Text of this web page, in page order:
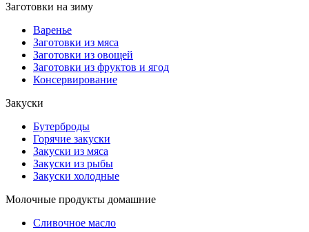
Заготовки на зиму
Варенье
Заготовки из мяса
Заготовки из овощей
Заготовки из фруктов и ягод
Консервирование
Закуски
Бутерброды
Горячие закуски
Закуски из мяса
Закуски из рыбы
Закуски холодные
Молочные продукты домашние
Сливочное масло